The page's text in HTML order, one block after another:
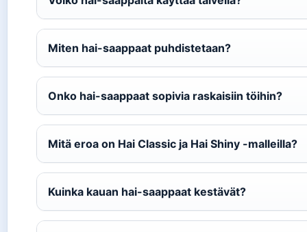
Miten hai-saappaat puhdistetaan?
Onko hai-saappaat sopivia raskaisiin töihin?
Mitä eroa on Hai Classic ja Hai Shiny -malleilla?
Kuinka kauan hai-saappaat kestävät?